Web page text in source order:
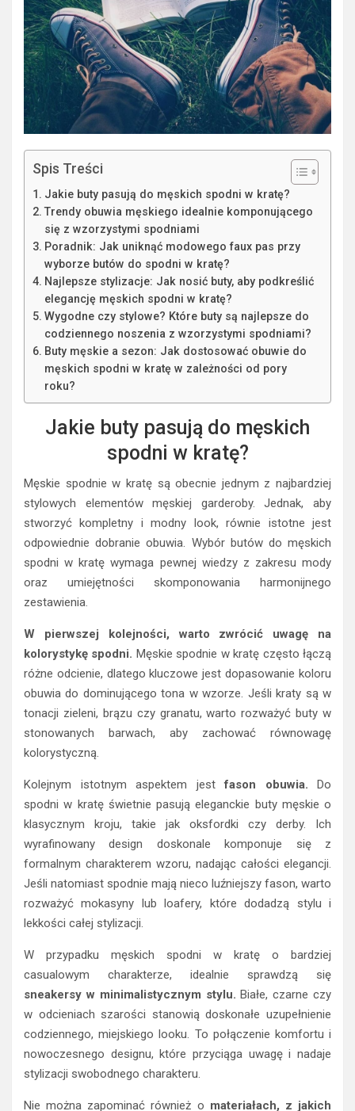
Spis Treści
Jakie buty pasują do męskich spodni w kratę?
Trendy obuwia męskiego idealnie komponującego
się z wzorzystymi spodniami
Poradnik: Jak uniknąć modowego faux pas przy
wyborze butów do spodni w kratę?
Najlepsze stylizacje: Jak nosić buty, aby podkreślić
elegancję męskich spodni w kratę?
Wygodne czy stylowe? Które buty są najlepsze do
codziennego noszenia z wzorzystymi spodniami?
Buty męskie a sezon: Jak dostosować obuwie do
męskich spodni w kratę w zależności od pory
roku?
Jakie buty pasują do męskich
spodni w kratę?
Męskie spodnie w kratę są obecnie jednym z najbardziej
stylowych elementów męskiej garderoby. Jednak, aby
stworzyć kompletny i modny look, równie istotne jest
odpowiednie dobranie obuwia. Wybór butów do męskich
spodni w kratę wymaga pewnej wiedzy z zakresu mody
oraz umiejętności skomponowania harmonijnego
zestawienia.
W pierwszej kolejności, warto zwrócić uwagę na
kolorystykę spodni. Męskie spodnie w kratę często łączą
różne odcienie, dlatego kluczowe jest dopasowanie koloru
obuwia do dominującego tona w wzorze. Jeśli kraty są w
tonacji zieleni, brązu czy granatu, warto rozważyć buty w
stonowanych barwach, aby zachować równowagę
kolorystyczną.
Kolejnym istotnym aspektem jestfason obuwia. Do
spodni w kratę świetnie pasują eleganckie buty męskie o
klasycznym kroju, takie jak oksfordki czy derby. Ich
wyrafinowany design doskonale komponuje się z
formalnym charakterem wzoru, nadając całości elegancji.
Jeśli natomiast spodnie mają nieco luźniejszy fason, warto
rozważyć mokasyny lub loafery, które dodadzą stylu i
lekkości całej stylizacji.
W przypadku męskich spodni w kratę o bardziej
casualowym charakterze, idealnie sprawdzą się
sneakersy w minimalistycznym stylu.Białe, czarne czy
w odcieniach szarości stanowią doskonałe uzupełnienie
codziennego, miejskiego looku. To połączenie komfortu i
nowoczesnego designu, które przyciąga uwagę i nadaje
stylizacji swobodnego charakteru.
Nie można zapominać również o materiałach, z jakich